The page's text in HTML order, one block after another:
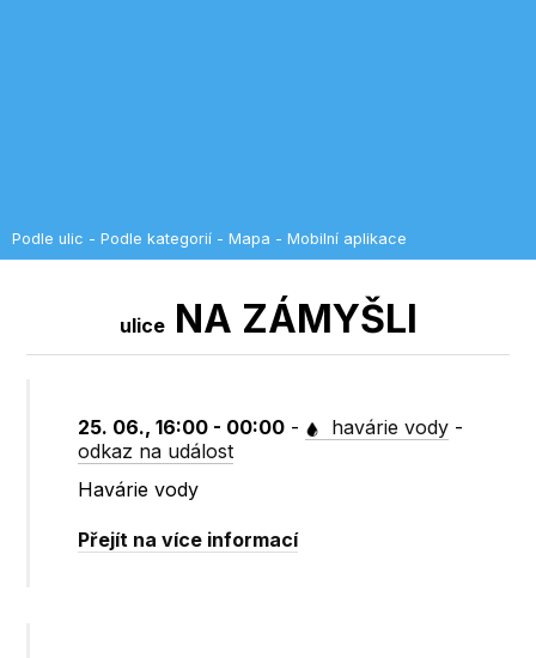
Podle ulic - Podle kategorií - Mapa - Mobilní aplikace
uliceNA ZÁMYŠLI
25. 06., 16:00 - 00:00 - havárie vody -
odkaz na událost
Havárie vody
Přejít na více informací